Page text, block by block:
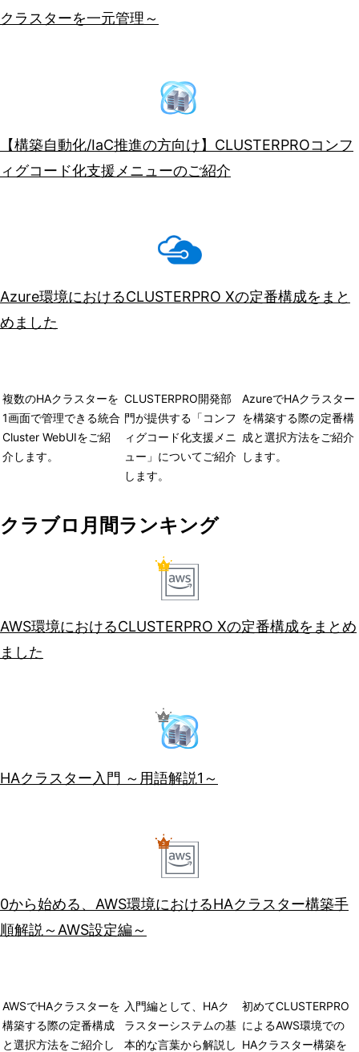
クラスターを一元管理～
【構築自動化/IaC推進の方向け】CLUSTERPROコンフ
ィグコード化支援メニューのご紹介
Azure環境におけるCLUSTERPRO Xの定番構成をまと
めました
複数のHAクラスターを
1画面で管理できる統合
Cluster WebUIをご紹
介します。
CLUSTERPRO開発部
門が提供する「コンフ
ィグコード化支援メニ
ュー」についてご紹介
します。
AzureでHAクラスター
を構築する際の定番構
成と選択方法をご紹介
します。
クラブロ月間ランキング
AWS環境におけるCLUSTERPRO Xの定番構成をまとめ
ました
HAクラスター入門 ～用語解説1～
0から始める、AWS環境におけるHAクラスター構築手
順解説～AWS設定編～
AWSでHAクラスターを
構築する際の定番構成
と選択方法をご紹介し
入門編として、HAク
ラスターシステムの基
本的な言葉から解説し
初めてCLUSTERPRO
によるAWS環境での
HAクラスター構築を